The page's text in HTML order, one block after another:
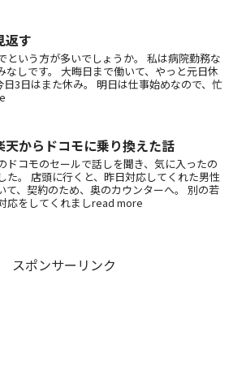
返す
という方が多いでしょうか。 私は病院勤務な
なしです。 大晦日まで働いて、やっと元日休
日3日はまた休み。 明日は仕事始めなので、忙
天からドコモに乗り換えた話
ドコモのセールで話しを聞き、気に入ったの
た。 店頭に行くと、昨日対応してくれた男性
て、契約のため、奥のカウンターへ。 別の若
応をしてくれましread more
スポンサーリンク